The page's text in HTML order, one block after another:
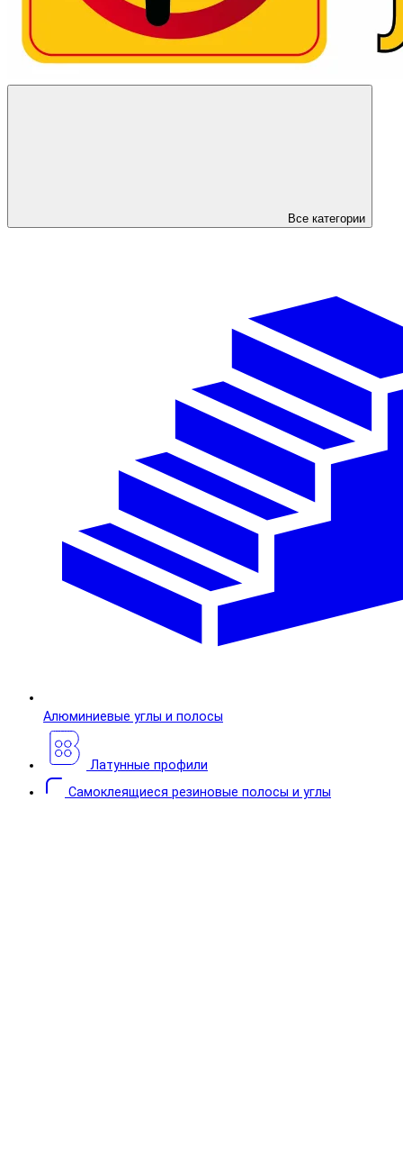
Все категории
Алюминиевые углы и полосы
Латунные профили
Самоклеящиеся резиновые полосы и углы